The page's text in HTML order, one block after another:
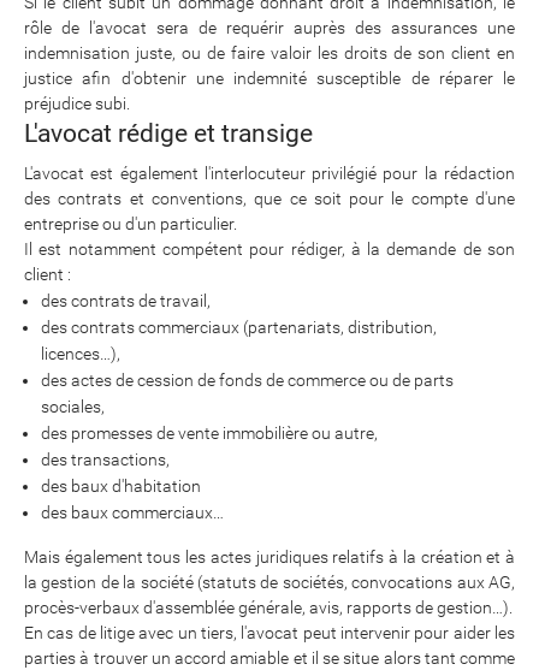
rôle de l'avocat sera de requérir auprès des assurances une
indemnisation juste, ou de faire valoir les droits de son client en
justice afin d'obtenir une indemnité susceptible de réparer le
préjudice subi.
L'avocat rédige et transige
L'avocat est également l'interlocuteur privilégié pour la rédaction
des contrats et conventions, que ce soit pour le compte d'une
entreprise ou d'un particulier.
Il est notamment compétent pour rédiger, à la demande de son
client :
des contrats de travail,
des contrats commerciaux (partenariats, distribution,
licences…),
des actes de cession de fonds de commerce ou de parts
sociales,
des promesses de vente immobilière ou autre,
des transactions,
des baux d'habitation
des baux commerciaux…
Mais également tous les actes juridiques relatifs à la création et à
la gestion de la société (statuts de sociétés, convocations aux AG,
procès-verbaux d'assemblée générale, avis, rapports de gestion…).
En cas de litige avec un tiers, l'avocat peut intervenir pour aider les
parties à trouver un accord amiable et il se situe alors tant comme